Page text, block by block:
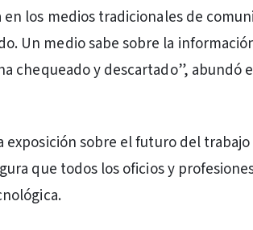
los medios tradicionales de
Un medio sabe sobre la
chequeado y descartado”, abundó
exposición sobre el futuro del
que todos los oficios y